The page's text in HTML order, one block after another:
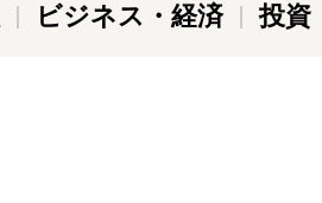
ビジネス・経済 投資